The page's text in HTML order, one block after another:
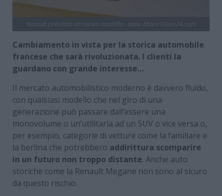
Cambiamento in vista per la storica automobile
francese che sarà rivoluzionata. I clienti la
guardano con grande interesse…
Il mercato automobilistico moderno è davvero fluido,
con qualsiasi modello che nel giro di una
generazione può passare dall’essere una
monovolume o un’utilitaria ad un SUV o vice versa o,
per esempio, categorie di vetture come la familiare e
la berlina che potrebbero addirittura scomparire
in un futuro non troppo distante. Anche auto
storiche come la Renault Megane non sono al sicuro
da questo rischio.